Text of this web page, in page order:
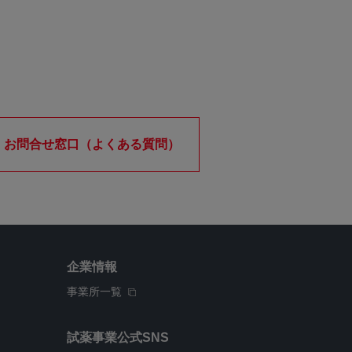
お問合せ窓口（よくある質問）
企業情報
事業所一覧
試薬事業公式SNS